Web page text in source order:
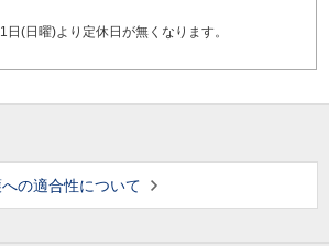
日(日曜)より定休日が無くなります。
の適合性について